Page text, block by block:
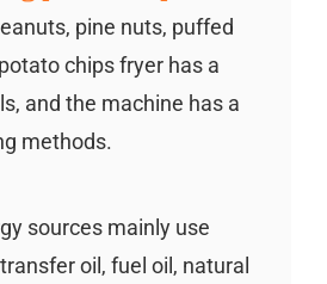
pine nuts, puffed
chips fryer has a
and the machine has a
methods.
sources mainly use
oil, fuel oil, natural